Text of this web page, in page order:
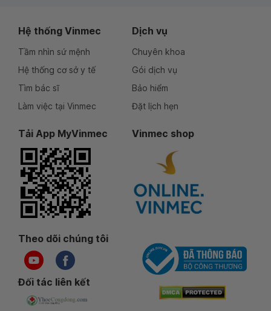
Hệ thống Vinmec
Tầm nhìn sứ mệnh
Hệ thống cơ sở y tế
Tìm bác sĩ
Làm việc tại Vinmec
Dịch vụ
Chuyên khoa
Gói dịch vụ
Bảo hiểm
Đặt lịch hẹn
Tải App MyVinmec Vinmec shop
Theo dõi chúng tôi
Đối tác liên kết